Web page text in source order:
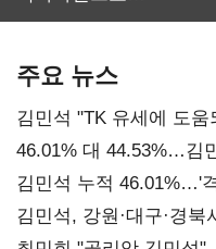
주요 뉴스
김민석 "TK 유세에 도
대표된 양 당직 배분"
46.01% 대 44.53%…김
김민석 누적 46.01%…'
(2보)
김민석, 강원·대구·경